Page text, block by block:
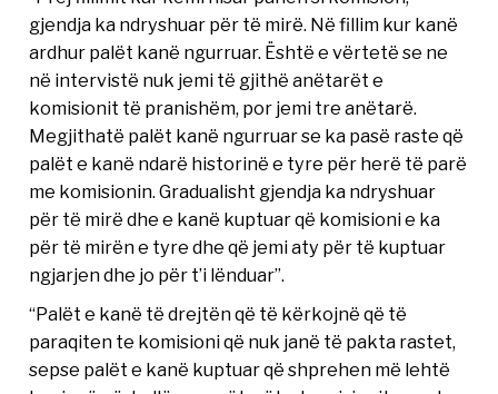
gjendja ka ndryshuar për të mirë. Në fillim kur kanë
ardhur palët kanë ngurruar. Është e vërtetë se ne
në intervistë nuk jemi të gjithë anëtarët e
komisionit të pranishëm, por jemi tre anëtarë.
Megjithatë palët kanë ngurruar se ka pasë raste që
palët e kanë ndarë historinë e tyre për herë të parë
me komisionin. Gradualisht gjendja ka ndryshuar
për të mirë dhe e kanë kuptuar që komisioni e ka
për të mirën e tyre dhe që jemi aty për të kuptuar
ngjarjen dhe jo për t’i lënduar”.
“Palët e kanë të drejtën që të kërkojnë që të
paraqiten te komisioni që nuk janë të pakta rastet,
sepse palët e kanë kuptuar që shprehen më lehtë